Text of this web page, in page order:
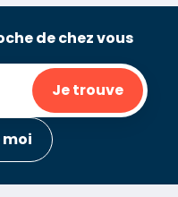
de chez vous
Je trouve